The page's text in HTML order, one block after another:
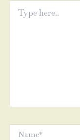
here..